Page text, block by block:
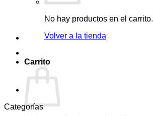
No hay productos en el carrito.
Volver a la tienda
Carrito
Categorías